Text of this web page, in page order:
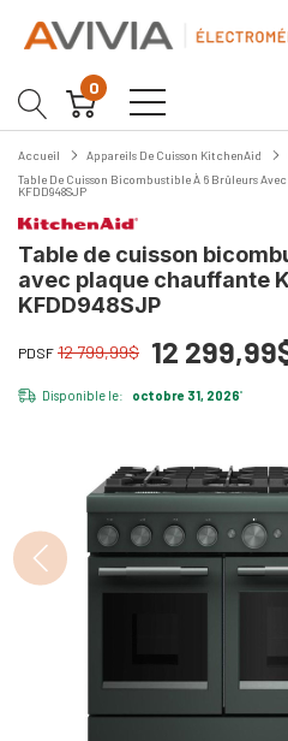
0
Accueil Appareils De Cuisson KitchenAid
Table De Cuisson Bicombustible À 6 Brûleurs
KFDD948SJP
Table de cuisson
avec plaque chauffante
KFDD948SJP
PDSF 12 799,99$ 12
Disponible le: octobre 31, 2026*